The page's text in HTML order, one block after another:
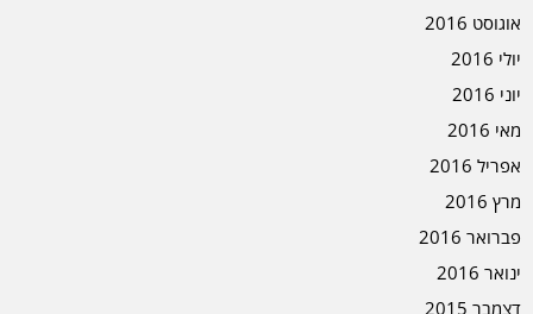
אוגוסט 2016
יולי 2016
יוני 2016
מאי 2016
אפריל 2016
מרץ 2016
פברואר 2016
ינואר 2016
דצמבר 2015